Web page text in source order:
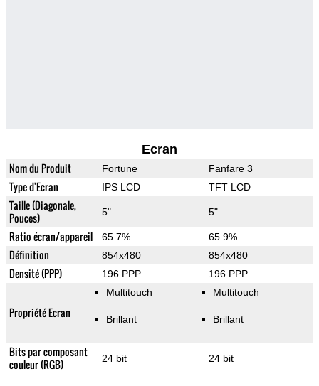
Ecran
Nom du Produit Fortune Fanfare 3
Type d'Ecran IPS LCD TFT LCD
Taille (Diagonale,
Pouces)
5" 5"
Ratio écran/appareil 65.7% 65.9%
Définition 854x480 854x480
Densité (PPP) 196 PPP 196 PPP
Propriété Ecran
Multitouch
Brillant
Multitouch
Brillant
Bits par composant
couleur (RGB)
24 bit 24 bit